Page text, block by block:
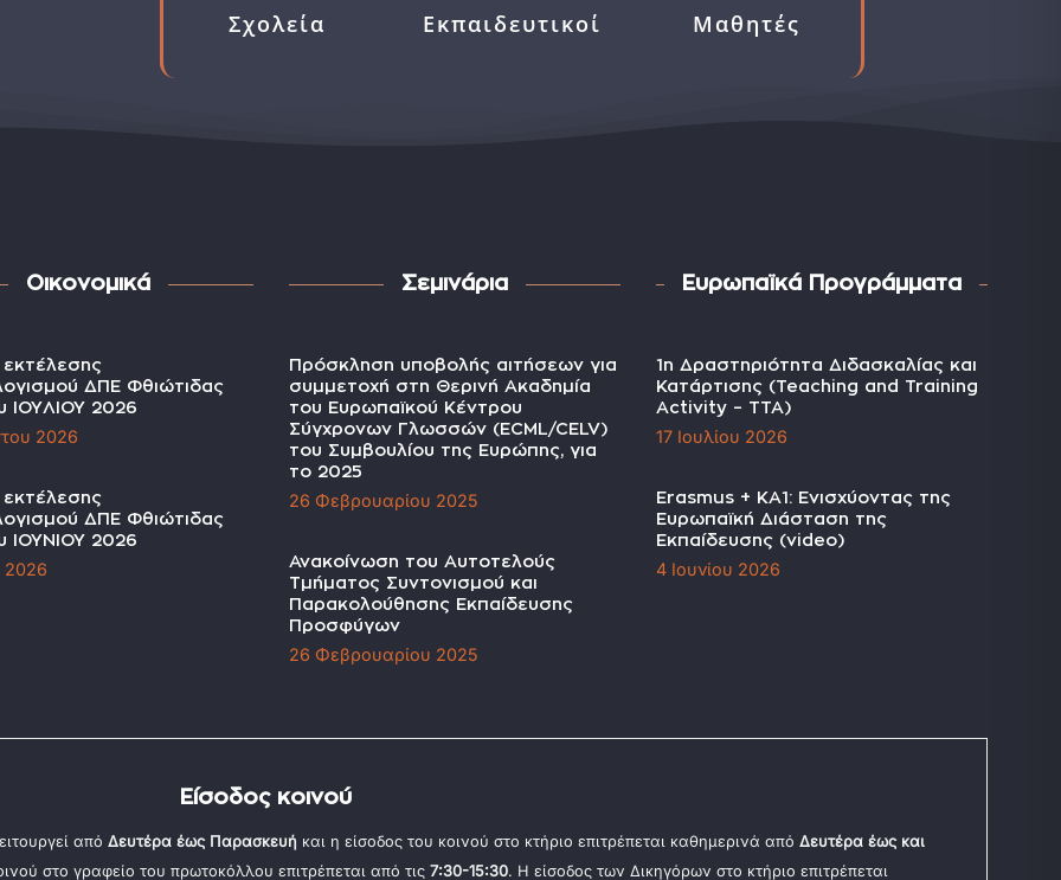
Σχολεία Εκπαιδευτικοί Μαθητές
Οικονομικά
εκτέλεσης
ΔΠΕ Φθιώτιδας
ΙΟΥΛΙΟΥ 2026
2026
εκτέλεσης
ΔΠΕ Φθιώτιδας
ΙΟΥΝΙΟΥ 2026
2026
Σεμινάρια
Πρόσκληση υποβολής αιτήσεων για
συμμετοχή στη Θερινή Ακαδημία
του Ευρωπαϊκού Κέντρου
Σύγχρονων Γλωσσών (ECML/CELV)
του Συμβουλίου της Ευρώπης, για
το 2025
26 Φεβρουαρίου 2025
Ανακοίνωση του Αυτοτελούς
Τμήματος Συντονισμού και
Παρακολούθησης Εκπαίδευσης
Προσφύγων
26 Φεβρουαρίου 2025
Ευρωπαϊκά Προγράμματα
1η Δραστηριότητα Διδασκαλίας και
Κατάρτισης (Teaching and Training
Activity – TTA)
17 Ιουλίου 2026
Erasmus + KA1: Ενισχύοντας της
Ευρωπαϊκή Διάσταση της
Εκπαίδευσης (video)
4 Ιουνίου 2026
Είσοδος κοινού
από Δευτέρα έως Παρασκευή και η είσοδος του κοινού στο κτήριο επιτρέπεται καθημερινά από Δευτέρα έως και
στο γραφείο του πρωτοκόλλου επιτρέπεται από τις 7:30-15:30. Η είσοδος των Δικηγόρων στο κτήριο επιτρέπεται